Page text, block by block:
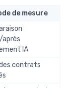
de mesure
IA
contrats